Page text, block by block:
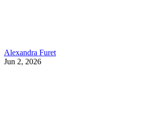
Alexandra Furet
Jun 2, 2026